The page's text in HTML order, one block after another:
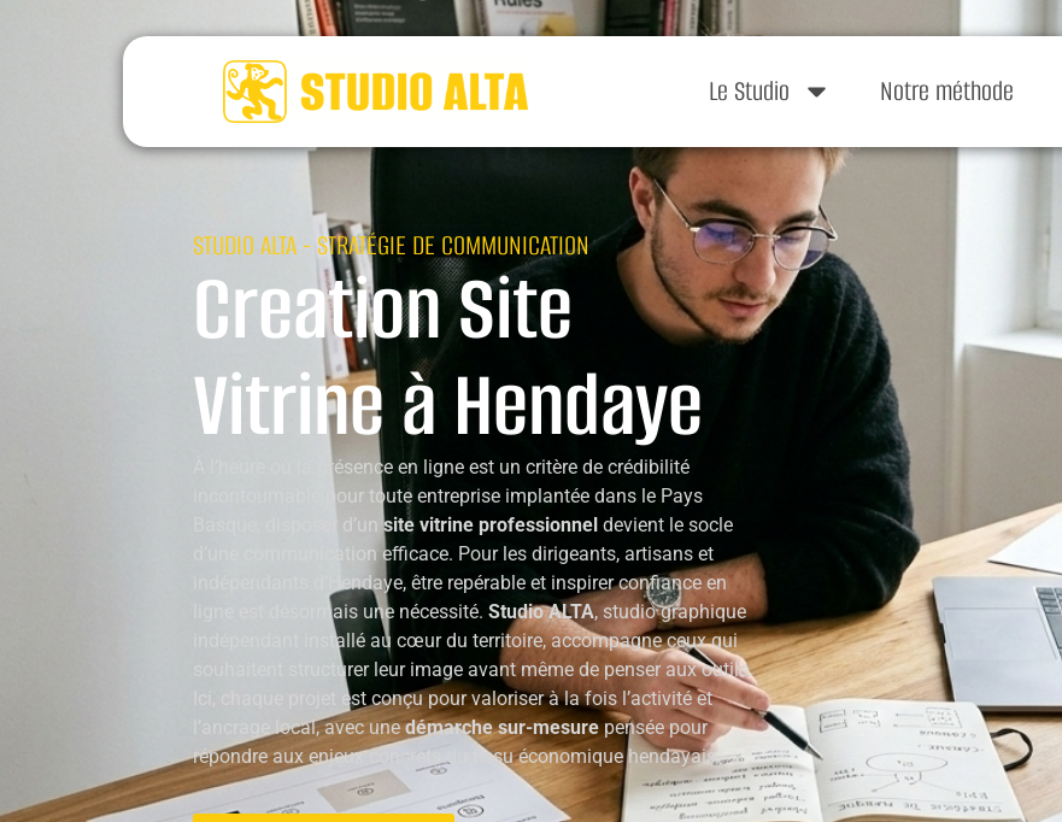
Le Studio Notre méthode
STUDIO ALTA - STRATÉGIE DE COMMUNICATION
Creation Site
Vitrine à Hendaye
À l’heure où la présence en ligne est un critère de crédibilité
incontournable pour toute entreprise implantée dans le Pays
Basque, disposer d’un site vitrine professionnel devient le socle
d’une communication efficace. Pour les dirigeants, artisans et
indépendants d’Hendaye, être repérable et inspirer confiance en
ligne est désormais une nécessité. Studio ALTA, studio graphique
indépendant installé au cœur du territoire, accompagne ceux qui
souhaitent structurer leur image avant même de penser aux outils.
Ici, chaque projet est conçu pour valoriser à la fois l’activité et
l’ancrage local, avec unedémarche sur-mesurepensée pour
répondre aux enjeux concrets du tissu économique hendayais.